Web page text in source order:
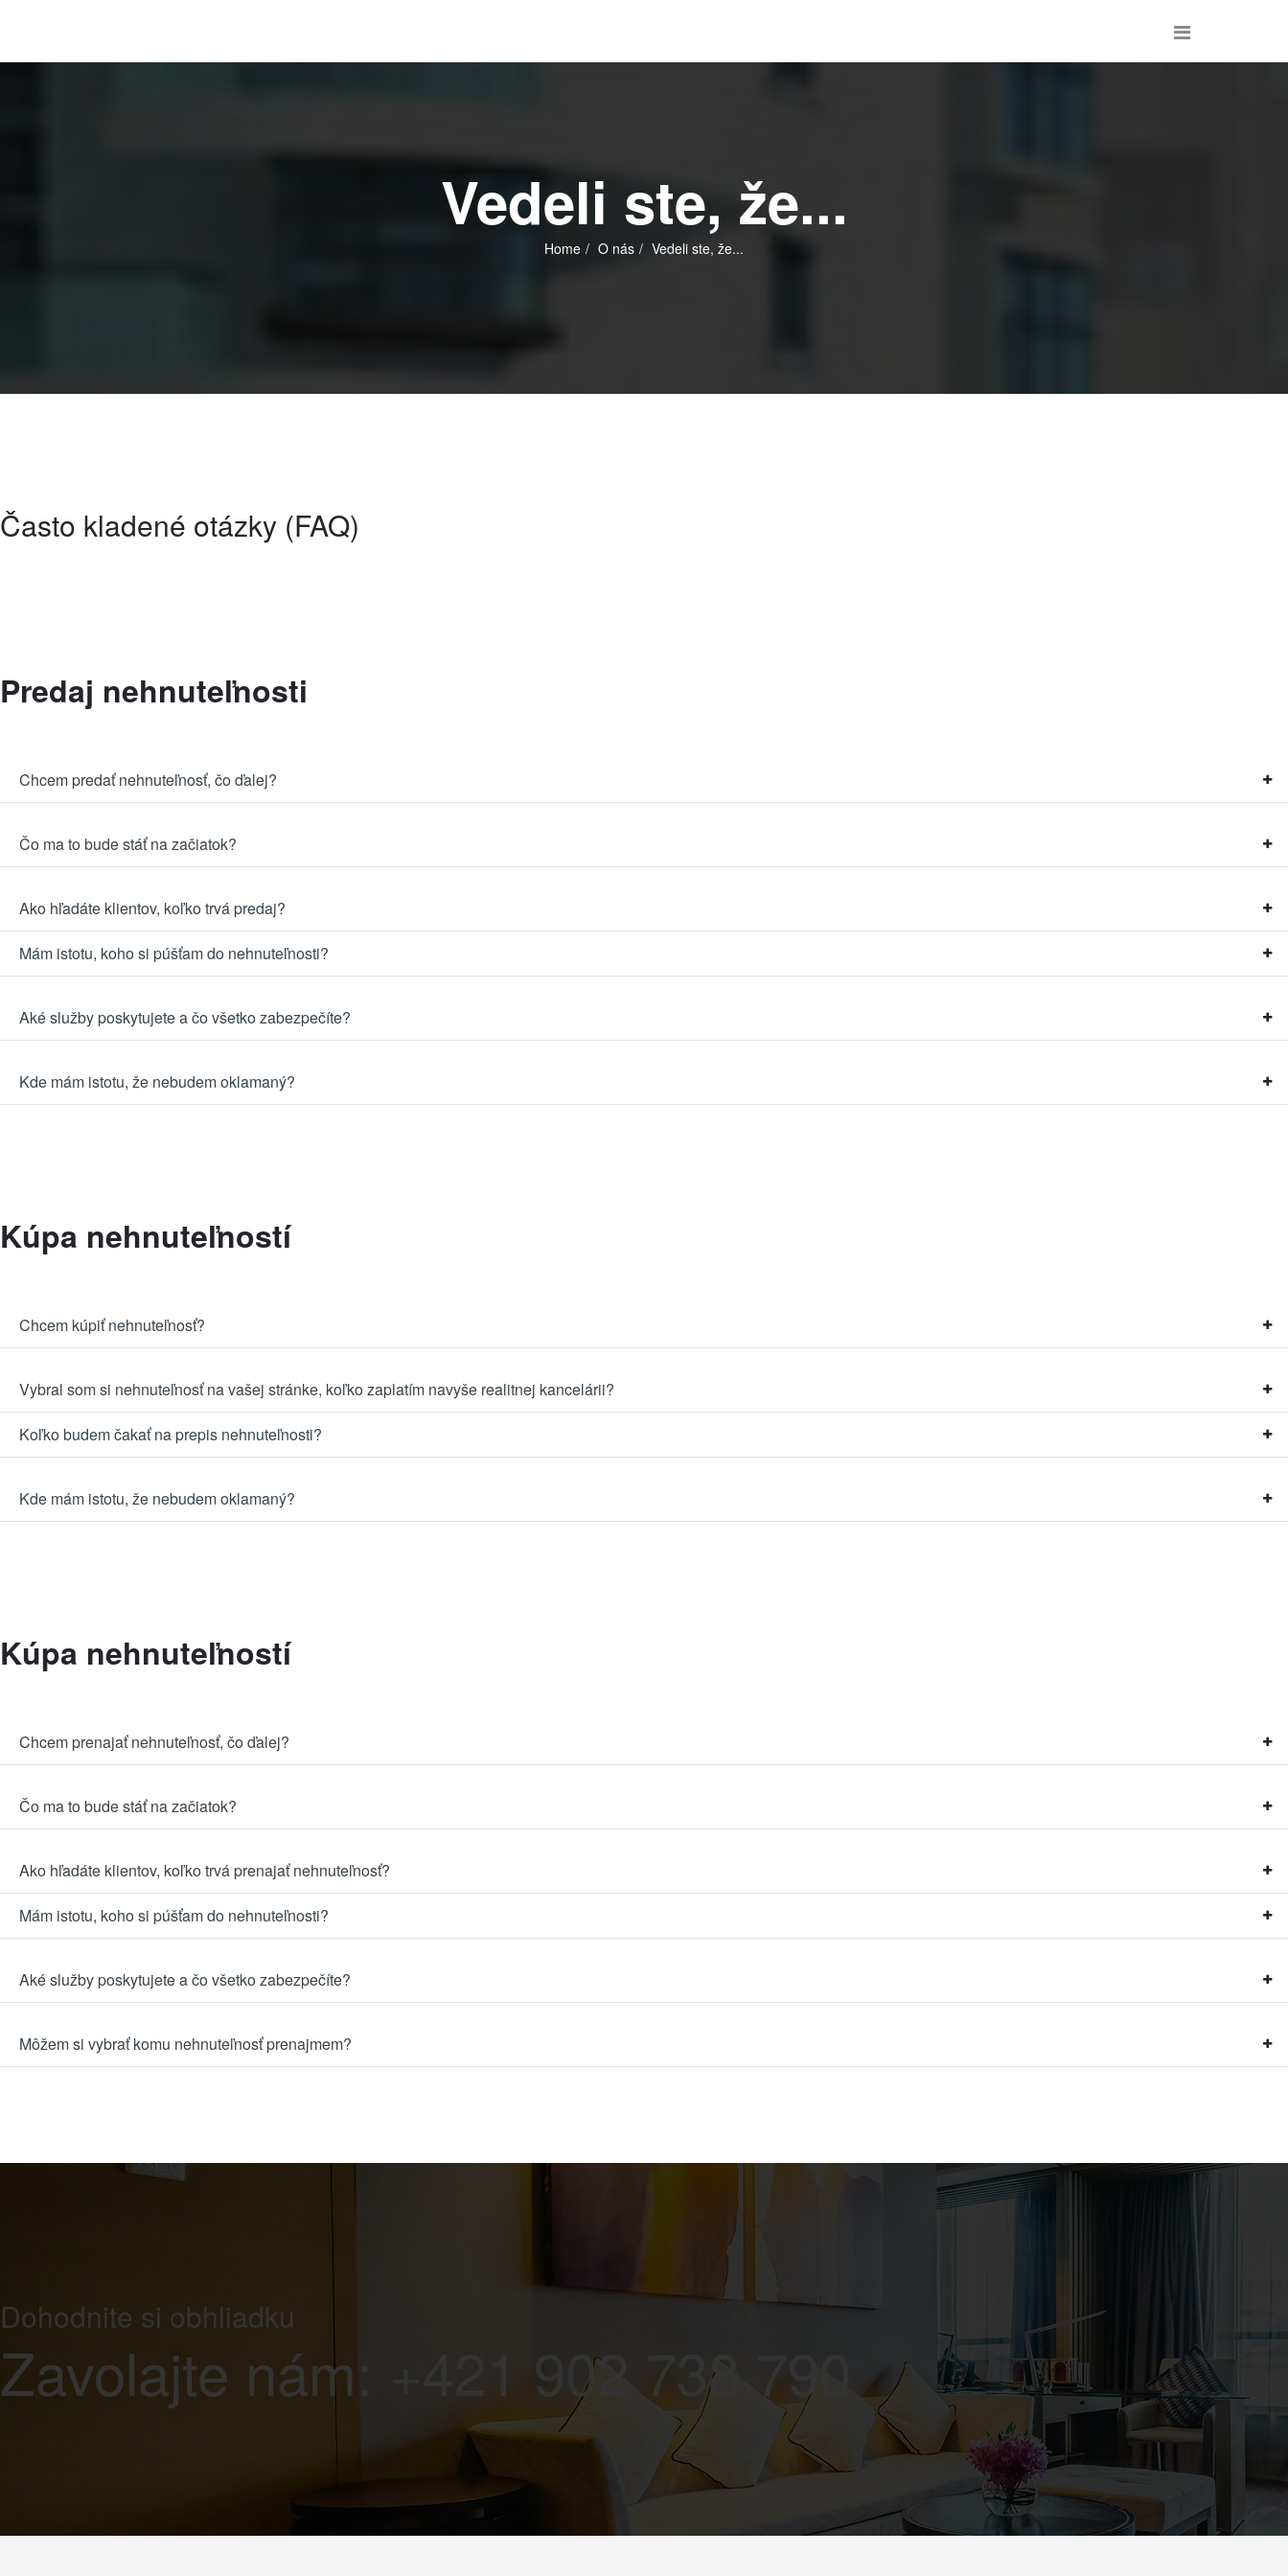
Vedeli ste, že...
Home O nás Vedeli ste, že...
Často kladené otázky (FAQ)
Predaj nehnuteľnosti
Chcem predať nehnuteľnosť, čo ďalej?
Čo ma to bude stáť na začiatok?
Ako hľadáte klientov, koľko trvá predaj?
Mám istotu, koho si púšťam do nehnuteľnosti?
Aké služby poskytujete a čo všetko zabezpečíte?
Kde mám istotu, že nebudem oklamaný?
Kúpa nehnuteľností
Chcem kúpiť nehnuteľnosť?
Vybral som si nehnuteľnosť na vašej stránke, koľko zaplatím navyše realitnej kancelárii?
Koľko budem čakať na prepis nehnuteľnosti?
Kde mám istotu, že nebudem oklamaný?
Kúpa nehnuteľností
Chcem prenajať nehnuteľnosť, čo ďalej?
Čo ma to bude stáť na začiatok?
Ako hľadáte klientov, koľko trvá prenajať nehnuteľnosť?
Mám istotu, koho si púšťam do nehnuteľnosti?
Aké služby poskytujete a čo všetko zabezpečíte?
Môžem si vybrať komu nehnuteľnosť prenajmem?
Dohodnite si obhliadku
Zavolajte nám: +421 902 738 790